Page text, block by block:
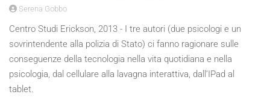
Serena Gobbo
Centro Studi Erickson, 2013 - I tre autori (due psicologi e un
sovrintendente alla polizia di Stato) ci fanno ragionare sulle
conseguenze della tecnologia nella vita quotidiana e nella
psicologia, dal cellulare alla lavagna interattiva, dall’IPad al
tablet.